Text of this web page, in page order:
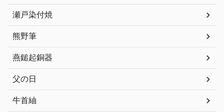
瀬戸染付焼
熊野筆
燕鎚起銅器
父の日
牛首紬